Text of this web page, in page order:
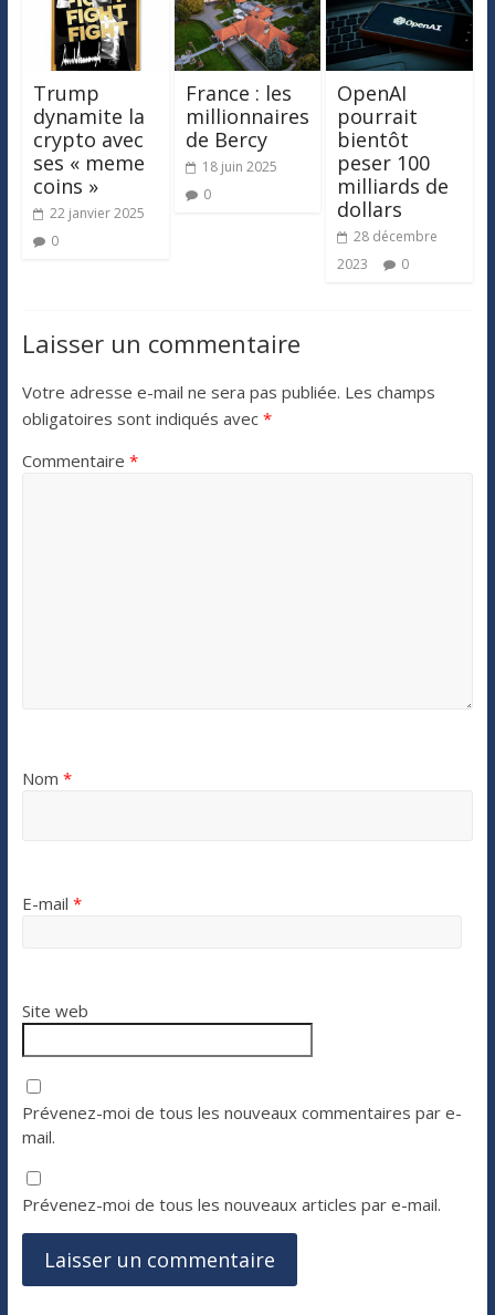
Trump
dynamite la
crypto avec
ses « meme
coins »
22 janvier 2025
0
France : les
millionnaires
de Bercy
18 juin 2025
0
OpenAI
pourrait
bientôt
peser 100
milliards de
dollars
28 décembre
2023
0
Laisser un commentaire
Votre adresse e-mail ne sera pas publiée. Les champs
obligatoires sont indiqués avec *
Commentaire *
Nom *
E-mail *
Site web
Prévenez-moi de tous les nouveaux commentaires par e-
mail.
Prévenez-moi de tous les nouveaux articles par e-mail.